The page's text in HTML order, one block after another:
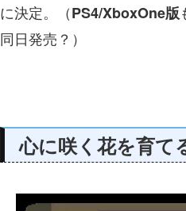
に決定。（PS4/XboxOne版
同日発売？）
心に咲く花を育て